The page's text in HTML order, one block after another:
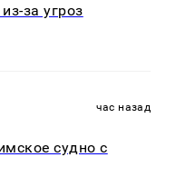
за угроз
час назад
судно с